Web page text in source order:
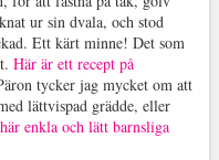
ur sin dvala, och stod
Ett kärt minne! Det som
Här är ett recept på
tycker jag mycket om att
lättvispad grädde, eller
enkla och lätt barnsliga